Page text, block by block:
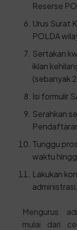
Reserse
Urus Surat
POLDA
Sertakan
iklan
(sebanyak
Isi formulir
Serahkan
Tunggu
waktu
Lakukan
Mengurus
mulai dari